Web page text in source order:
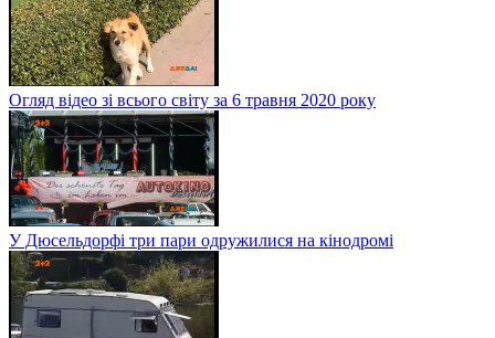
Огляд відео зі всього світу за 6 травня 2020 року
У Дюсельдорфі три пари одружилися на кінодромі